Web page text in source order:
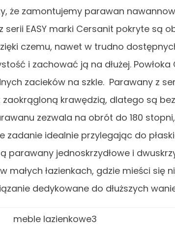
że zamontujemy parawan
EASY marki Cersanit pokryte są
czemu, nawet w trudno
i zachować ją na dłużej. Powłoka
zacieków na szkle. Parawany z
krawędzią, dlatego są
zezwala na obrót do 180
zadanie idealnie przylegając do
parawany jednoskrzydłowe i
małych łazienkach, gdzie mieści się
dedykowane do dłuższych